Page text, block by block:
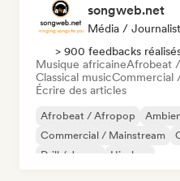
songweb.net
Média /
> 900 feedbacks
Musique africaineAfrobeat
Classical musicCommercial
Écrire des articles
Afrobeat / Afropop
Commercial / Mainstream
Drill / Jersey
Hip-hop